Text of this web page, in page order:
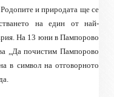
и природата ще се
на един от най-
На 13 юни в Пампорово
„Да почистим Пампорово
в символ на отговорното